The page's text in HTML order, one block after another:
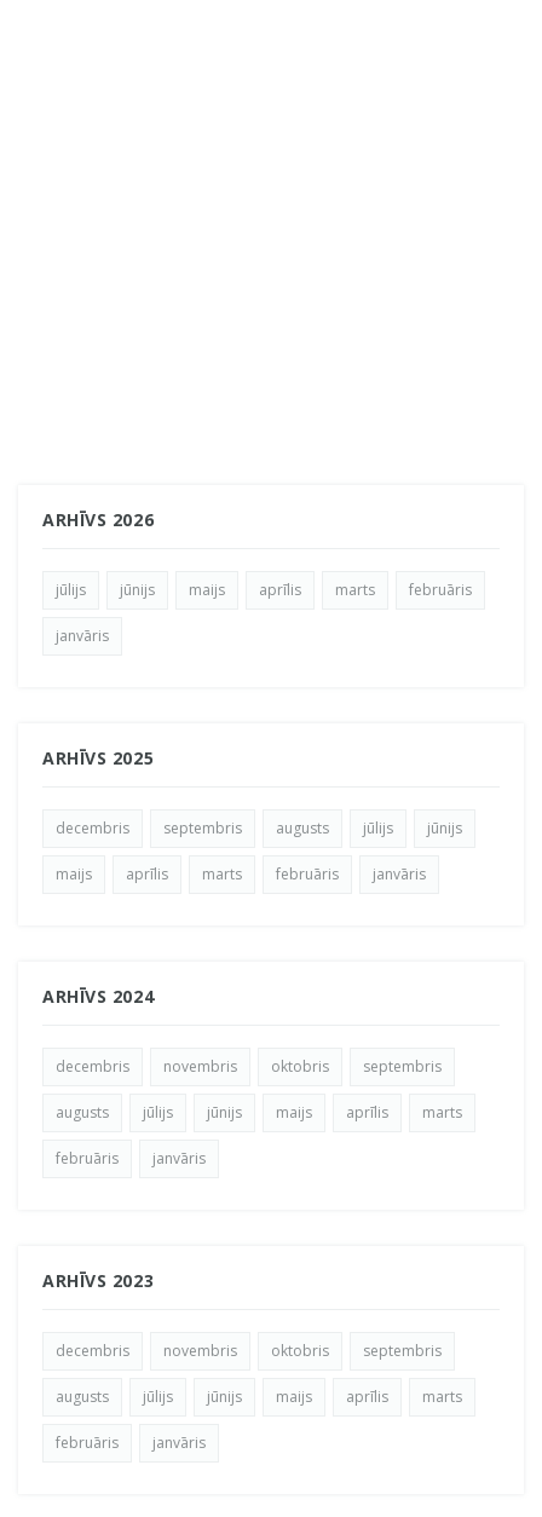
ARHĪVS 2026
jūlijs jūnijs maijs aprīlis marts februāris
janvāris
ARHĪVS 2025
decembris septembris augusts jūlijs jūnijs
maijs aprīlis marts februāris janvāris
ARHĪVS 2024
decembris novembris oktobris septembris
augusts jūlijs jūnijs maijs aprīlis marts
februāris janvāris
ARHĪVS 2023
decembris novembris oktobris septembris
augusts jūlijs jūnijs maijs aprīlis marts
februāris janvāris